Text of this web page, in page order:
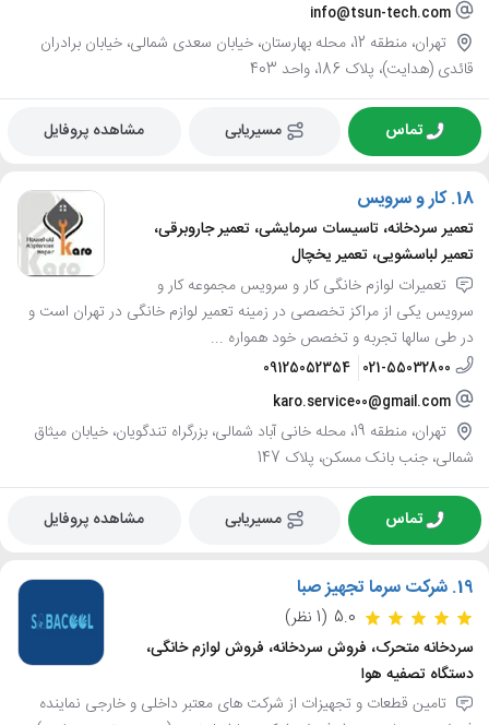
info@tsun-tech.com
تهران، منطقه 12، محله بهارستان، خیابان سعدی شمالی، خیابان برادران
قائدی (هدایت)، پلاک 186، واحد 403
تماس مسیریابی مشاهده پروفایل
18. کار و سرویس
تعمیر سردخانه، تاسیسات سرمایشی، تعمیر جاروبرقی،
تعمیر لباسشویی، تعمیر یخچال
تعمیرات لوازم خانگی کار و سرویس مجموعه کار و
سرویس یکی از مراکز تخصصی در زمینه تعمیر لوازم خانگی در تهران است و
در طی سالها تجربه و تخصص خود همواره ...
021-55032800
09125052354
karo.service00@gmail.com
تهران، منطقه 19، محله خانی آباد شمالی، بزرگراه تندگویان، خیابان میثاق
شمالی، جنب بانک مسکن، پلاک 147
تماس مسیریابی مشاهده پروفایل
19. شرکت سرما تجهیز صبا
5.0 (1 نظر)
سردخانه متحرک، فروش سردخانه، فروش لوازم خانگی،
دستگاه تصفیه هوا
تامین قطعات و تجهیزات از شرکت های معتبر داخلی و خارجی نماینده